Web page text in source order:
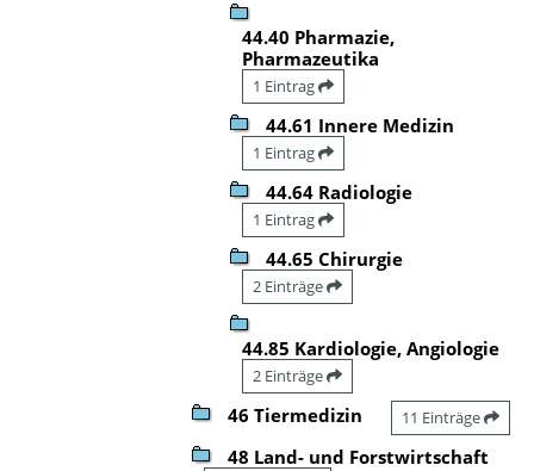
44.40 Pharmazie,
Pharmazeutika
1 Eintrag
44.61 Innere Medizin
1 Eintrag
44.64 Radiologie
1 Eintrag
44.65 Chirurgie
2 Einträge
44.85 Kardiologie, Angiologie
2 Einträge
46 Tiermedizin 11 Einträge
48 Land- und Forstwirtschaft